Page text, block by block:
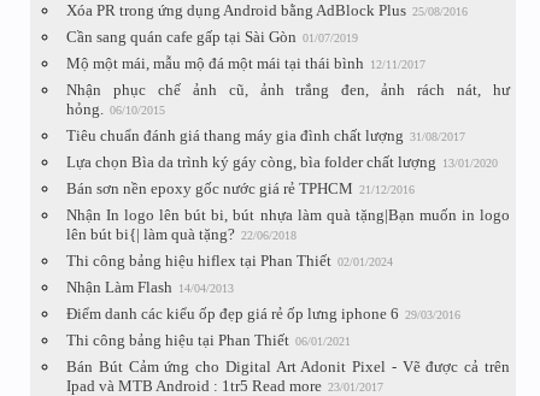
Xóa PR trong ứng dụng Android bằng AdBlock Plus 25/08/2016
Cần sang quán cafe gấp tại Sài Gòn 01/07/2019
Mộ một mái, mẫu mộ đá một mái tại thái bình 12/11/2017
Nhận phục chế ảnh cũ, ảnh trắng đen, ảnh rách nát, hư
hỏng. 06/10/2015
Tiêu chuẩn đánh giá thang máy gia đình chất lượng 31/08/2017
Lựa chọn Bìa da trình ký gáy còng, bìa folder chất lượng 13/01/2020
Bán sơn nền epoxy gốc nước giá rẻ TPHCM 21/12/2016
Nhận In logo lên bút bi, bút nhựa làm quà tặng|Bạn muốn in logo
lên bút bi{| làm quà tặng? 22/06/2018
Thi công bảng hiệu hiflex tại Phan Thiết 02/01/2024
Nhận Làm Flash 14/04/2013
Điểm danh các kiểu ốp đẹp giá rẻ ốp lưng iphone 6 29/03/2016
Thi công bảng hiệu tại Phan Thiết 06/01/2021
Bán Bút Cảm ứng cho Digital Art Adonit Pixel - Vẽ được cả trên
Ipad và MTB Android : 1tr5 Read more 23/01/2017